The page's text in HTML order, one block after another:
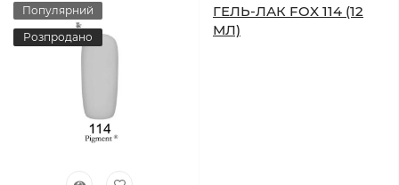
Популярний
Розпродано
ГЕЛЬ-ЛАК FOX 114 (12
МЛ)